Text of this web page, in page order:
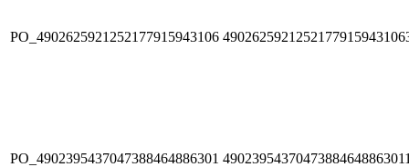
PO_4902625921252177915943106
PO_4902395437047388464886301